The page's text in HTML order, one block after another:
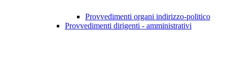
Provvedimenti organi indirizzo-politico
Provvedimenti dirigenti - amministrativi